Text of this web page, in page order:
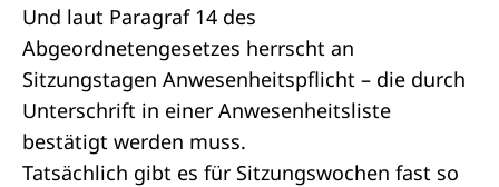
Und laut Paragraf 14 des
Abgeordnetengesetzes herrscht an
Sitzungstagen Anwesenheitspflicht – die durch
Unterschrift in einer Anwesenheitsliste
bestätigt werden muss.
Tatsächlich gibt es für Sitzungswochen fast so